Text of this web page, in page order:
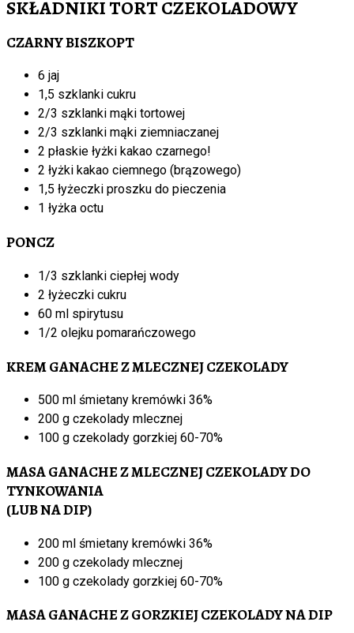
SKŁADNIKI TORT CZEKOLADOWY
CZARNY BISZKOPT
6 jaj
1,5 szklanki cukru
2/3 szklanki mąki tortowej
2/3 szklanki mąki ziemniaczanej
2 płaskie łyżki kakao czarnego!
2 łyżki kakao ciemnego (brązowego)
1,5 łyżeczki proszku do pieczenia
1 łyżka octu
PONCZ
1/3 szklanki ciepłej wody
2 łyżeczki cukru
60 ml spirytusu
1/2 olejku pomarańczowego
KREM GANACHE Z MLECZNEJ CZEKOLADY
500 ml śmietany kremówki 36%
200 g czekolady mlecznej
100 g czekolady gorzkiej 60-70%
MASA GANACHE Z MLECZNEJ CZEKOLADY DO
TYNKOWANIA
(LUB NA DIP)
200 ml śmietany kremówki 36%
200 g czekolady mlecznej
100 g czekolady gorzkiej 60-70%
MASA GANACHE Z GORZKIEJ CZEKOLADY NA DIP